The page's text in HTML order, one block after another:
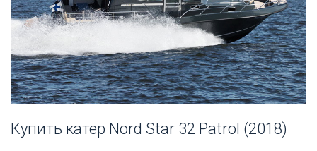
Купить катер Nord Star 32 Patrol (2018)